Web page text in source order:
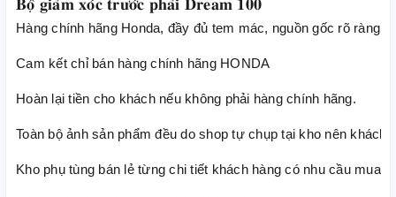
𝐁𝐨̣̂ 𝐠𝐢𝐚̉𝐦 𝐱𝐨́𝐜 𝐭𝐫𝐮̛𝐨̛́𝐜 𝐩𝐡𝐚̉𝐢 𝐃𝐫𝐞𝐚𝐦 𝟏𝟎𝟎
Hàng chính hãng Honda, đầy đủ tem mác, nguồn gốc rõ ràng
Cam kết chỉ bán hàng chính hãng HONDA
Hoàn lại tiền cho khách nếu không phải hàng chính hãng.
Toàn bộ ảnh sản phẩm đều do shop tự chụp tại kho nên khách
Kho phụ tùng bán lẻ từng chi tiết khách hàng có nhu cầu mua